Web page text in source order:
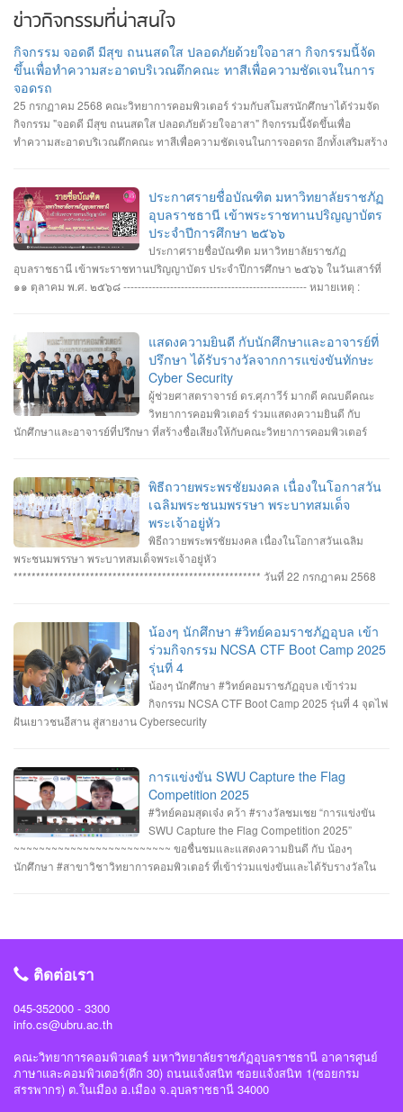
ข่าวกิจกรรมที่น่าสนใจ
กิจกรรม จอดดี มีสุข ถนนสดใส ปลอดภัยด้วยใจอาสา กิจกรรมนี้จัด
ขึ้นเพื่อทำความสะอาดบริเวณตึกคณะ ทาสีเพื่อความชัดเจนในการ
จอดรถ
25 กรกฏาคม 2568 คณะวิทยาการคอมพิวเตอร์ ร่วมกับสโมสรนักศึกษาได้ร่วมจัด
กิจกรรม "จอดดี มีสุข ถนนสดใส ปลอดภัยด้วยใจอาสา" กิจกรรมนี้จัดขึ้นเพื่อ
ทำความสะอาดบริเวณตึกคณะ ทาสีเพื่อความชัดเจนในการจอดรถ อีกทั้งเสริมสร้าง
ประกาศรายชื่อบัณฑิต มหาวิทยาลัยราชภัฏ
อุบลราชธานี เข้าพระราชทานปริญญาบัตร
ประจำปีการศึกษา ๒๕๖๖
ประกาศรายชื่อบัณฑิต มหาวิทยาลัยราชภัฏ
อุบลราชธานี เข้าพระราชทานปริญญาบัตร ประจำปีการศึกษา ๒๕๖๖ ในวันเสาร์ที่
๑๑ ตุลาคม พ.ศ. ๒๕๖๘ --------------------------------------------------- หมายเหตุ :
แสดงความยินดี กับนักศึกษาและอาจารย์ที่
ปรึกษา ได้รับรางวัลจากการแข่งขันทักษะ
Cyber Security
ผู้ช่วยศาสตราจารย์ ดร.ศุภาวีร์ มากดี คณบดีคณะ
วิทยาการคอมพิวเตอร์ ร่วมแสดงความยินดี กับ
นักศึกษาและอาจารย์ที่ปรึกษา ที่สร้างชื่อเสียงให้กับคณะวิทยาการคอมพิวเตอร์
ปลอดภัยทางไซเบอร์ IT RERU CYBER HACKATHON#1 2025 ภายใต้โครงการ
“เปิดโลกวิชาการ 25 ปี มหาวิทยาลัยราชภัฏร้อยเอ็ด” วันที่ 7-8 กรกฎาคม 2568 รุ่น
Senior #รางวัลชนะเลิศ ทีม Don’t know Everything นายชัยวัฒน์ ชัยฤทธิ์ นาย
อาทิตย์ สายกนก นายสุริยา ขันทา ทำคะแนนได้สูงสุด 2260 คะแนน #รางวัลรอง
ชนะเลิศอันดับที่_1 ทีม MVP นายอัมรินทร์ จำปาหอม นายนวพงษ์ ธรรมสัตย์ นายวี
รพงษ์ โสระธิ ทำคะแนนได้ 1310 คะแนน #รางวัลรองชนะเลิศอันดับที่_2 ทีม
รัตนภักดี MR. SENG SOPHIN นายศตวรรษ วิลามาตย์ ทำคะแนนได้ 500 คะแนน
จบที่อันดับ 9 จาก 13 ทีมที่เข้าร่วมแข่งขันในครั้งนี้ RERU CYBER
HACKATHON#1 2025 จัดโดย คณะเทคโนโลยีสารสนเทศ มหาวิทยาลัยราชภัฏ
ร้อยเอ็ด ร่วมกับสำนักงานคณะกรรมการการรักษาความมั่นคงปลอดภัยไซเบอร์แห่ง
ชาติ (สกมช.) รายการที่ 2. “การแข่งขัน SWU Capture the Flag Competition
2025” เมื่อวันอังคารที่ 1 และ 8 กรกฎาคม 2568 (จัดการแข่งขันในรูปแบบออนไลน์
ในโครงการจำนวน 60 ทีม จัดโดย ภาควิชาวิศวกรรมคอมพิวเตอร์ คณะ
วิศวกรรมศาสตร์ มหาวิทยาลัยศรีนครินทรวิโรฒ ร่วมกับ บริษัท ACIS Professional
Center และ บริษัท SEC Playground รายการที่ 3. การแข่งขัน Mini CTF ระหว่างผู้
เข้าร่วม NCSA CTF Boot Camp 2025 รุ่นที่ 4 ซึ่งจัดขึ้นในระหว่างวันที่ 19–20
กรกฎาคม 2568 นายอาทิตย์ สายกนก นักศึกษาชั้นปีที่ 3 ได้รับ #รางวัล_MVP ผู้ที่
ทำคะแนนรายบุคคลสูงสุด (3400 คะแนน) จัดโดย #สำนักงานคณะกรรมการการ
พิธีถวายพระพรชัยมงคล เนื่องในโอกาสวัน
เฉลิมพระชนมพรรษา พระบาทสมเด็จ
พระเจ้าอยู่หัว
พิธีถวายพระพรชัยมงคล เนื่องในโอกาสวันเฉลิม
พระชนมพรรษา พระบาทสมเด็จพระเจ้าอยู่หัว
******************************************************* วันที่ 22 กรกฎาคม 2568
พระเจ้าอยู่หัว เนื่องในโอกาสมหามงคลเฉลิมพระชนมพรรษา 28 กรกฎาคม 2568 ณ
หอประชุมไพรพะยอม มหาวิทยาลัยราชภัฏอุบลราชธานี โดยมีท่าน รอง
ศาสตราจารย์ธรรมรักษ์ ละอองนวล อธิการบดี เป็นประธานในพิธีถวายพระพร
ชัยมงคลและวางพานพุ่มทอง-พานพุ่มเงิน #คณะวิทยาการคอมพิวเตอร์
#มหาวิทยาลัยแห่งความสุข #มหาวิทยาลัยราชภัฏอุบลราชธานี
น้องๆ นักศึกษา #วิทย์คอมราชภัฏอุบล เข้า
ร่วมกิจกรรม NCSA CTF Boot Camp 2025
รุ่นที่ 4
น้องๆ นักศึกษา #วิทย์คอมราชภัฏอุบล เข้าร่วม
กิจกรรม NCSA CTF Boot Camp 2025 รุ่นที่ 4 จุดไฟ
ฝันเยาวชนอีสาน สู่สายงาน Cybersecurity
การแข่งขัน SWU Capture the Flag
Competition 2025
#วิทย์คอมสุดเจ๋ง คว้า #รางวัลชมเชย “การแข่งขัน
SWU Capture the Flag Competition 2025”
~~~~~~~~~~~~~~~~~~~~~~~~~ ขอชื่นชมและแสดงความยินดี กับ น้องๆ
นักศึกษา #สาขาวิชาวิทยาการคอมพิวเตอร์ ที่เข้าร่วมแข่งขันและได้รับรางวัลใน
24 สถาบันการศึกษา รวมทีมมาเข้าร่วมทำการแข่งขันในโครงการจำนวน 60 ทีม
#มหาวิทยาลัยราชภัฏอุบลราชธานี
ติดต่อเรา
045-352000 - 3300
info.cs@ubru.ac.th
คณะวิทยาการคอมพิวเตอร์ มหาวิทยาลัยราชภัฏอุบลราชธานี อาคารศูนย์
ภาษาและคอมพิวเตอร์(ตึก 30) ถนนแจ้งสนิท ซอยแจ้งสนิท 1(ซอยกรม
สรรพากร) ต.ในเมือง อ.เมือง จ.อุบลราชธานี 34000